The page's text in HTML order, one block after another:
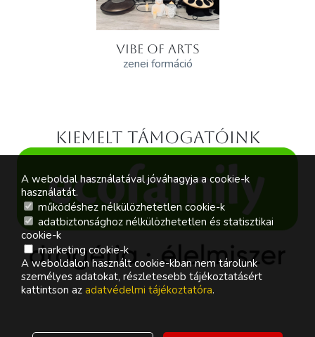
VIBE OF ARTS
zenei formáció
Kiemelt támogatóink
A weboldal használatával jóváhagyja a cookie-k
használatát.
működéshez nélkülözhetetlen cookie-k
adatbiztonsághoz nélkülözhetetlen és statisztikai
cookie-k
marketing cookie-k
A weboldalon használt cookie-kban nem tárolunk
személyes adatokat, részletesebb tájékoztatásért
kattintson az adatvédelmi tájékoztatóra.